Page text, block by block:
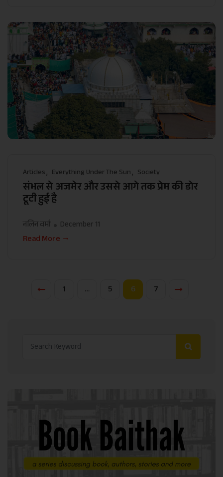
Articles Everything Under The Sun Society
संभल से अजमेर और उससे आगे तक प्रेम की डोर
टूटी हुई है
नलिन वर्मा December 11
Read More
1 … 5 6 7